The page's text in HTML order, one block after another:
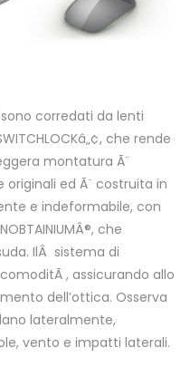
sono corredati da lenti
che rende
montatura Ã¨
ed Ã¨ costruita in
e indeformabile, con
che
IlÂ sistema di
, assicurando allo
dell’ottica. Osserva
lateralmente,
vento e impatti laterali.